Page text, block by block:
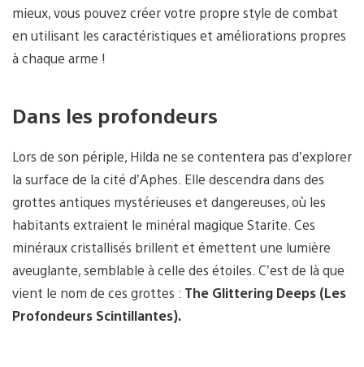
mieux, vous pouvez créer votre propre style de combat
en utilisant les caractéristiques et améliorations propres
à chaque arme !
Dans les profondeurs
Lors de son périple, Hilda ne se contentera pas d’explorer
la surface de la cité d’Aphes. Elle descendra dans des
grottes antiques mystérieuses et dangereuses, où les
habitants extraient le minéral magique Starite. Ces
minéraux cristallisés brillent et émettent une lumière
aveuglante, semblable à celle des étoiles. C’est de là que
vient le nom de ces grottes : The Glittering Deeps (Les
Profondeurs Scintillantes).